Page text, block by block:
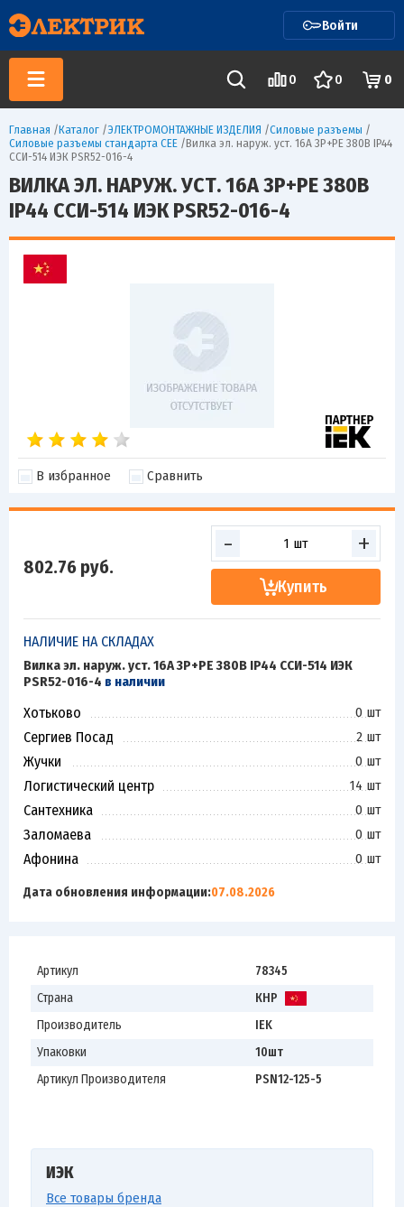
Войти
0 0 0
Главная /Каталог /ЭЛЕКТРОМОНТАЖНЫЕ ИЗДЕЛИЯ /Силовые разъемы /
Силовые разъемы стандарта CEE /Вилка эл. наруж. уст. 16А 3P+PЕ 380В IP44
ССИ-514 ИЭК PSR52-016-4
ВИЛКА ЭЛ. НАРУЖ. УСТ. 16А 3P+PЕ 380В
IP44 ССИ-514 ИЭК PSR52-016-4
В избранное Сравнить
802.76 руб.
- +
Купить
НАЛИЧИЕ НА СКЛАДАХ
Вилка эл. наруж. уст. 16А 3P+PЕ 380В IP44 ССИ-514 ИЭК
PSR52-016-4 в наличии
Хотьково 0 шт
Сергиев Посад 2 шт
Жучки 0 шт
Логистический центр 14 шт
Сантехника 0 шт
Заломаева 0 шт
Афонина 0 шт
Дата обновления информации:07.08.2026
Артикул
78345
Страна
КНР
Производитель
IEK
Упаковки
10шт
Артикул Производителя
PSN12-125-5
ИЭК
Все товары бренда